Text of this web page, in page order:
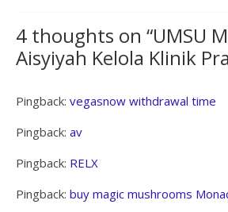
4 thoughts on “UMSU
Aisyiyah Kelola Klinik
Pingback: vegasnow withdrawal time
Pingback: av
Pingback: RELX
Pingback: buy magic mushrooms